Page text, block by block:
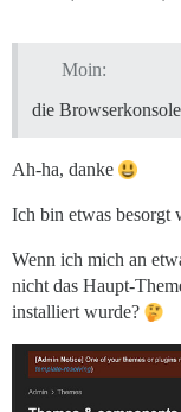
Moin:
die Browserkonsole
Ah-ha, danke
Ich bin etwas besorgt
Wenn ich mich an
nicht das Haupt-
installiert wurde?